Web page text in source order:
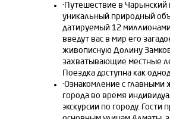
·Путешествие в Чарынский
уникальный природный
датируемый 12
введут вас в мир его
живописную Долину
захватывающие местные
Поездка доступна как
·Ознакомление с
города во время
экскурсии по городу. Гости